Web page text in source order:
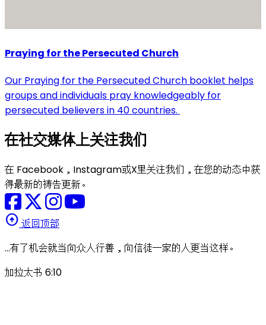
Praying for the Persecuted Church
Our Praying for the Persecuted Church booklet helps
groups and individuals pray knowledgeably for
persecuted believers in 40 countries.
在社交媒体上关注我们
在 Facebook，Instagram或X里关注我们，在您的动态中获
得最新的祷告更新。
arrow_circle_up 返回顶部
…有了机会就当向众人行善，向信徒一家的人更当这样。
加拉太书 6:10